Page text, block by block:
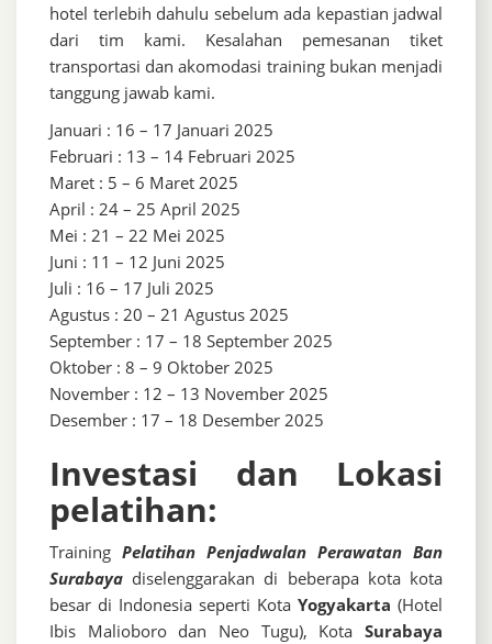
hotel terlebih dahulu sebelum ada kepastian jadwal
dari tim kami. Kesalahan pemesanan tiket
transportasi dan akomodasi training bukan menjadi
tanggung jawab kami.
Januari : 16 – 17 Januari 2025
Februari : 13 – 14 Februari 2025
Maret : 5 – 6 Maret 2025
April : 24 – 25 April 2025
Mei : 21 – 22 Mei 2025
Juni : 11 – 12 Juni 2025
Juli : 16 – 17 Juli 2025
Agustus : 20 – 21 Agustus 2025
September : 17 – 18 September 2025
Oktober : 8 – 9 Oktober 2025
November : 12 – 13 November 2025
Desember : 17 – 18 Desember 2025
Investasi dan Lokasi
pelatihan:
Training Pelatihan Penjadwalan Perawatan Ban
Surabaya diselenggarakan di beberapa kota kota
besar di Indonesia seperti Kota Yogyakarta (Hotel
Ibis Malioboro dan Neo Tugu), Kota Surabaya